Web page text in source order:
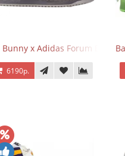
Mint Blue
Bunny x Adidas Forum Buckle
6190р.